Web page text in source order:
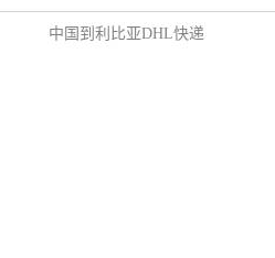
中国到利比亚DHL快递